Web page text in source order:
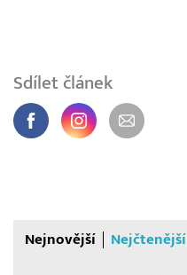
Sdílet článek
Nejnovější Nejčtenější